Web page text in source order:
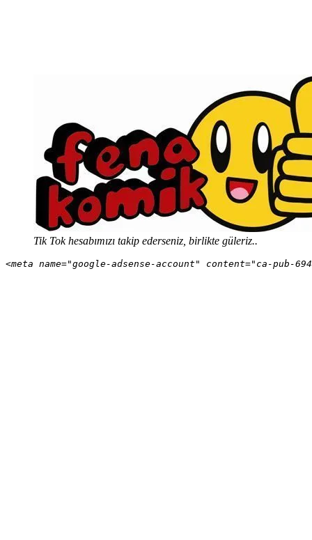
Tik Tok hesabımızı takip ederseniz, birlikte güleriz..
<meta name="google-adsense-account" content="ca-pub-